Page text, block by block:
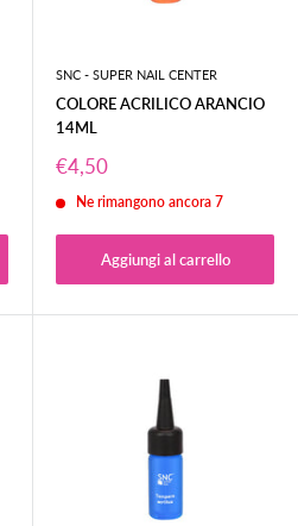
SNC - SUPER NAIL CENTER
COLORE ACRILICO ARANCIO
14ML
Prezzo
scontato
€4,50
Ne rimangono ancora 7
Aggiungi al carrello